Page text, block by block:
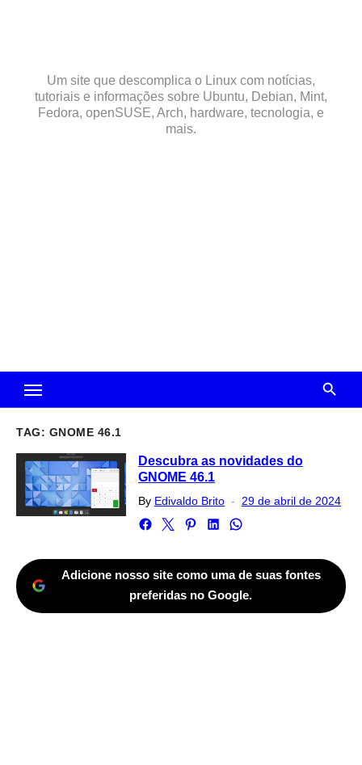
Um site que descomplica o Linux com notícias,
tutoriais e informações sobre Ubuntu, Debian, Mint,
Fedora, openSUSE, Arch, hardware, tecnologia, e
mais.
TAG: GNOME 46.1
Descubra as novidades do
GNOME 46.1
By Edivaldo Brito
Posted
29 de abril de 2024
Adicione nosso site como uma de suas fontes
preferidas no Google.